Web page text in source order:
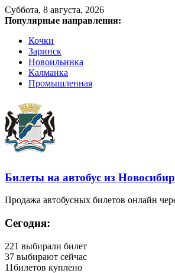
Суббота, 8 августа, 2026
Популярные направления:
Кочки
Заринск
Новоильинка
Калманка
Промышленная
Билеты на автобус из
Продажа автобусных билетов онлайн
Сегодня:
221 выбирали билет
37 выбирают сейчас
11билетов куплено